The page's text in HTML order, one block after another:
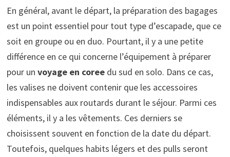
En général, avant le départ, la préparation des bagages
est un point essentiel pour tout type d’escapade, que ce
soit en groupe ou en duo. Pourtant, il y a une petite
différence en ce qui concerne l’équipement à préparer
pour un voyage en coreedu sud en solo. Dans ce cas,
les valises ne doivent contenir que les accessoires
indispensables aux routards durant le séjour. Parmi ces
éléments, il y a les vêtements. Ces derniers se
choisissent souvent en fonction de la date du départ.
Toutefois, quelques habits légers et des pulls seront